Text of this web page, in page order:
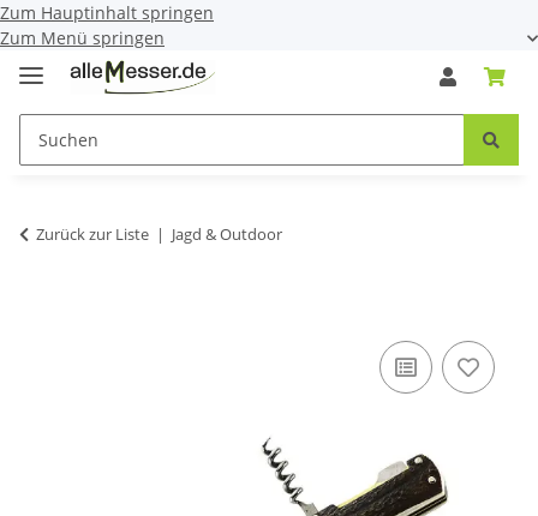
Zum Hauptinhalt springen
Zum Menü springen
Zurück zur Liste Jagd & Outdoor